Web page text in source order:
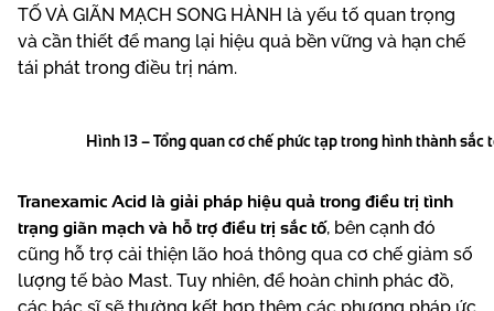
TỐ VÀ GIÃN MẠCH SONG HÀNH là yếu tố quan trọng
và cần thiết để mang lại hiệu quả bền vững và hạn chế
tái phát trong điều trị nám.
Hình 13 – Tổng quan cơ chế phức tạp trong hình thành sắc
Tranexamic Acid là giải pháp hiệu quả trong điều trị tình
trạng giãn mạch và hỗ trợ điều trị sắc tố, bên cạnh đó
cũng hỗ trợ cải thiện lão hoá thông qua cơ chế giảm số
lượng tế bào Mast. Tuy nhiên, để hoàn chỉnh phác đồ,